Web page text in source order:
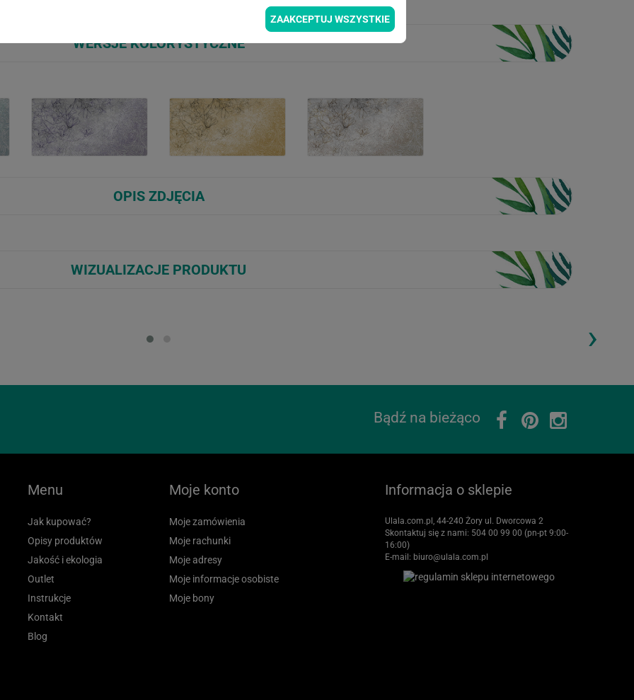
WERSJE KOLORYSTYCZNE
OPIS ZDJĘCIA
WIZUALIZACJE PRODUKTU
Loading...
›
Bądź na bieżąco
Menu
Jak kupować?
Opisy produktów
Jakość i ekologia
Outlet
Instrukcje
Kontakt
Blog
Moje konto
Moje zamówienia
Moje rachunki
Moje adresy
Moje informacje osobiste
Moje bony
Informacja o sklepie
Ulala.com.pl, 44-240 Żory ul. Dworcowa 2
Skontaktuj się z nami: 504 00 99 00 (pn-pt 9:00-
16:00)
E-mail: biuro@ulala.com.pl
ZAAKCEPTUJ WSZYSTKIE